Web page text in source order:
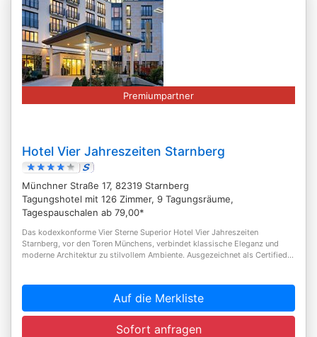
Premiumpartner
Hotel Vier Jahreszeiten Starnberg
Münchner Straße 17, 82319 Starnberg
Tagungshotel mit 126 Zimmer, 9 Tagungsräume,
Tagespauschalen ab 79,00*
Das kodexkonforme Vier Sterne Superior Hotel Vier Jahreszeiten
Starnberg, vor den Toren Münchens, verbindet klassische Eleganz und
moderne Architektur zu stilvollem Ambiente. Ausgezeichnet als Certified...
Auf die Merkliste
Sofort anfragen